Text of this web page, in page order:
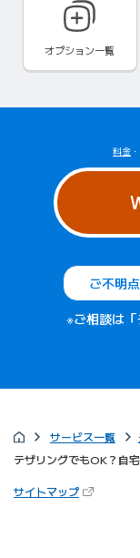
オプション一覧
料金 ・
ご不明
※ご相談は「
サービス一覧
テザリングでもOK？自
サイトマップ（新しいタ